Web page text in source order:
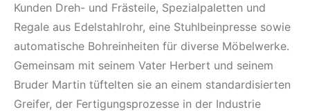
Kunden Dreh- und Frästeile, Spezialpaletten und
Regale aus Edelstahlrohr, eine Stuhlbeinpresse sowie
automatische Bohreinheiten für diverse Möbelwerke.
Gemeinsam mit seinem Vater Herbert und seinem
Bruder Martin tüftelten sie an einem standardisierten
Greifer, der Fertigungsprozesse in der Industrie